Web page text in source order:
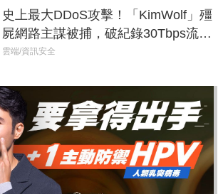
史上最大DDoS攻擊！「KimWolf」殭
屍網路主謀被捕，破紀錄30Tbps流量
癱瘓全球！
雲端/資訊安全